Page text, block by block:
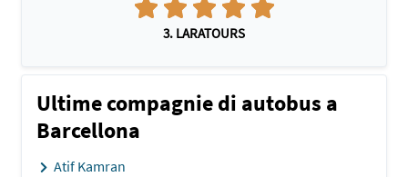
3. LARATOURS
Ultime compagnie di autobus a
Barcellona
Atif Kamran